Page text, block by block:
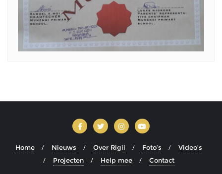
Home Nieuws Over Rigii Foto’s
Video’s
Projecten
Help mee Contact